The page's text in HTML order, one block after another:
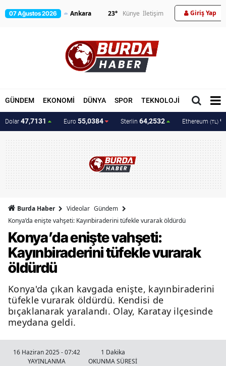
07 Ağustos 2026 23° Künye İletişim Giriş Yap
GÜNDEM EKONOMİ DÜNYA SPOR TEKNOLOJİ MAGAZİN
Dolar 47,7131 Euro 55,0384 Sterlin 64,2532 Ethereum (TL)
Burda Haber Videolar Gündem
Konya’da enişte vahşeti: Kayınbiraderini tüfekle vurarak öldürdü
Konya’da enişte vahşeti:
Kayınbiraderini tüfekle vurarak
öldürdü
Konya'da çıkan kavgada enişte, kayınbiraderini
tüfekle vurarak öldürdü. Kendisi de
bıçaklanarak yaralandı. Olay, Karatay ilçesinde
meydana geldi.
16 Haziran 2025 - 07:42
YAYINLANMA
1 Dakika
OKUNMA SÜRESİ